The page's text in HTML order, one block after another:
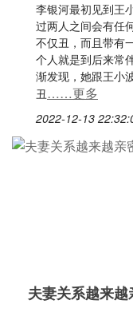
李银河最初见到王
过两人之间会有任
不仅丑，而且带有
个人就是到后来常
渐发现，她跟王小
丑……更多
2022-12-13
夫妻关系越来